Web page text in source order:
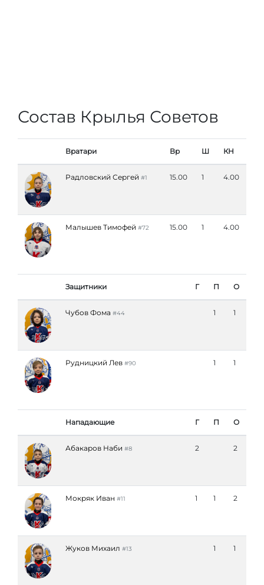
Состав Крылья Советов
Вратари Вр Ш КН
Радловский Сергей #1 15.00 1 4.00
Малышев Тимофей #72 15.00 1 4.00
Защитники Г П О
Чубов Фома #44 1 1
Рудницкий Лев #90 1 1
Нападающие Г П О
Абакаров Наби #8 2 2
Мокряк Иван #11 1 1 2
Жуков Михаил #13 1 1